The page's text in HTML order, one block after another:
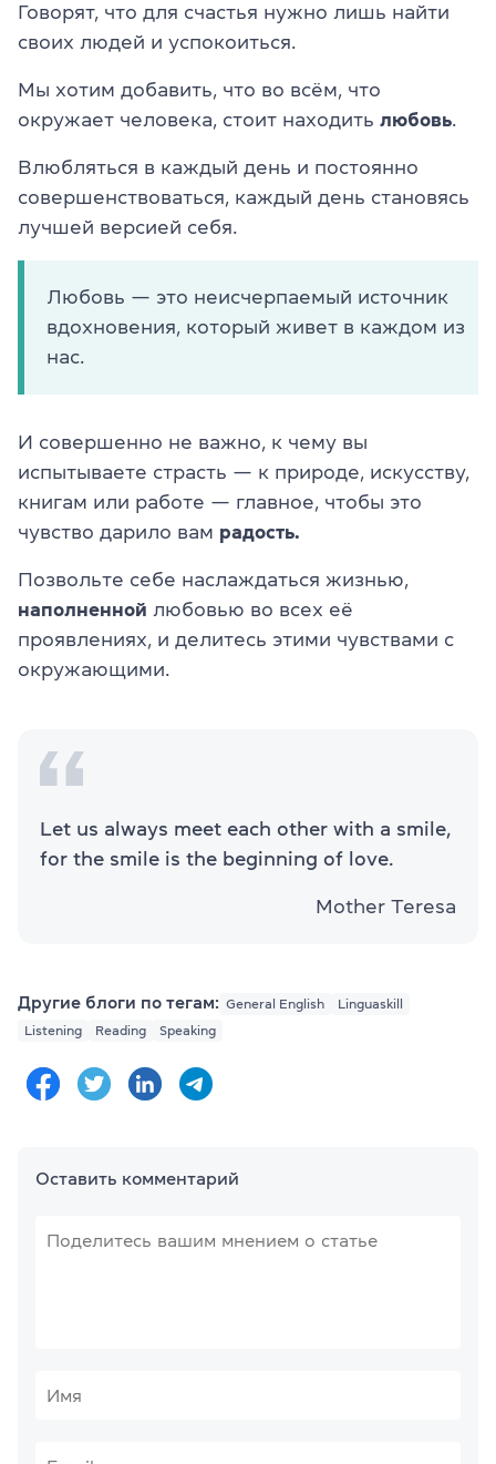
Говорят, что для счастья нужно лишь найти
своих людей и успокоиться.
Мы хотим добавить, что во всём, что
окружает человека, стоит находить любовь
Влюбляться в каждый день и постоянно
совершенствоваться, каждый день становясь
лучшей версией себя.
Любовь — это неисчерпаемый источник
вдохновения, который живет в каждом из
нас.
И совершенно не важно, к чему вы
испытываете страсть — к природе, искусству,
книгам или работе — главное, чтобы это
чувство дарило вам радость.
Позвольте себе наслаждаться жизнью,
наполненной любовью во всех её
проявлениях, и делитесь этими чувствами с
окружающими.
Let us always meet each other with a smile,
for the smile is the beginning of love.
Mother Teresa
Другие блоги по тегам: General English
Linguaskill
Listening
Reading Speaking
Оставить комментарий